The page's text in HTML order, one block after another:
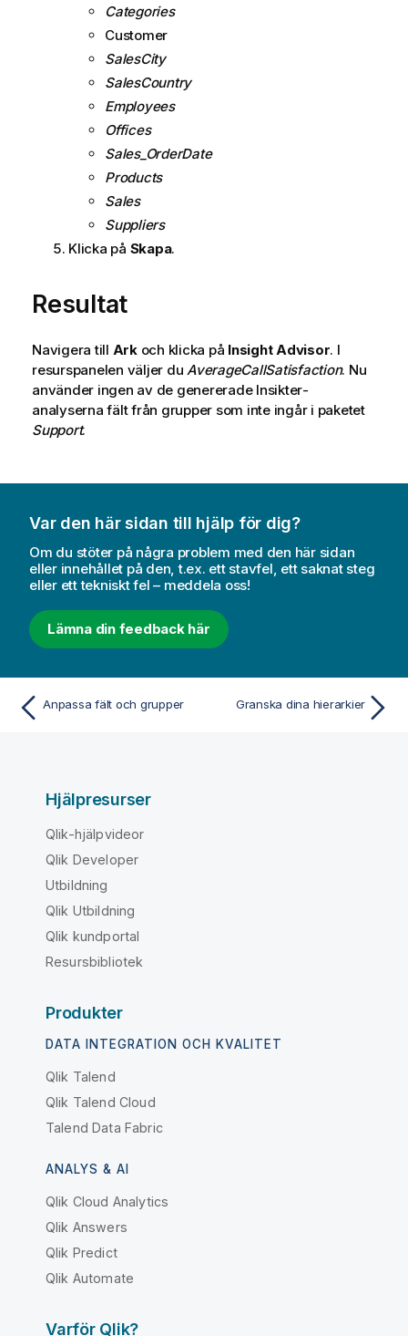
Categories
Customer
SalesCity
SalesCountry
Employees
Offices
Sales_OrderDate
Products
Sales
Suppliers
Klicka på Skapa.
Resultat
Navigera till Arkoch klicka på Insight Advisor. I
resurspanelen väljer du AverageCallSatisfaction. Nu
använder ingen av de genererade Insikter-
analyserna fält från grupper som inte ingår i paketet
Support.
Var den här sidan till hjälp för dig?
Om du stöter på några problem med den här sidan
eller innehållet på den, t.ex. ett stavfel, ett saknat steg
eller ett tekniskt fel – meddela oss!
Lämna din feedback här
Anpassa fält och grupper Granska dina hierarkier
Hjälpresurser
Qlik-hjälpvideor
Qlik Developer
Utbildning
Qlik Utbildning
Qlik kundportal
Resursbibliotek
Produkter
DATA INTEGRATION OCH KVALITET
Qlik Talend
Qlik Talend Cloud
Talend Data Fabric
ANALYS & AI
Qlik Cloud Analytics
Qlik Answers
Qlik Predict
Qlik Automate
Varför Qlik?